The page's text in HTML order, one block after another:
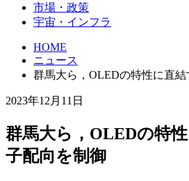
市場・政策
宇宙・インフラ
HOME
ニュース
群馬大ら，OLEDの特性に直
2023年12月11日
群馬大ら，OLEDの特
子配向を制御